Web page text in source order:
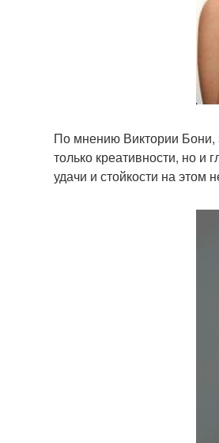
По мнению Виктории Бони,
только креативности, но и
удачи и стойкости на этом